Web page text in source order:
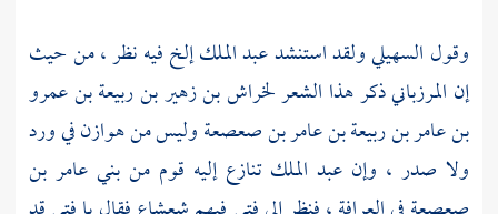
وقول السهيليولقد استنشدعبد الملكإلخ فيه نظر ، من حيث
إن المرزبانيذكر هذا الشعرلخراش بن زهير بن ربيعة بن عمرو
بن عامر بن ربيعة بن عامر بن صعصعةوليس منهوازنفي ورد
ولا صدر ، وإن عبد الملكتنازع إليه قوم من بني عامر بن